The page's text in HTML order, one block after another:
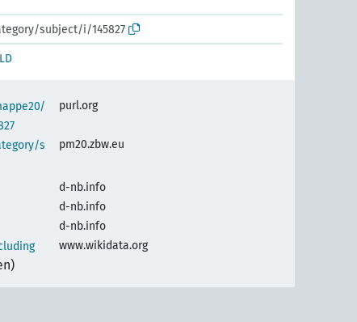
subject/i/145827
purl.org
s
pm20.zbw.eu
d-nb.info
d-nb.info
d-nb.info
www.wikidata.org